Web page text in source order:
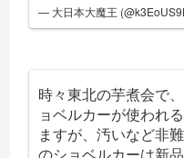
— 大日本大魔王
時々東北の芋煮会で
ョベルカーが使われ
ますが、汚いなど非